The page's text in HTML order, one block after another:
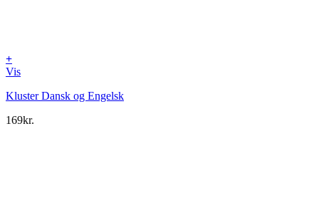
+
Vis
Kluster Dansk og Engelsk
169kr.